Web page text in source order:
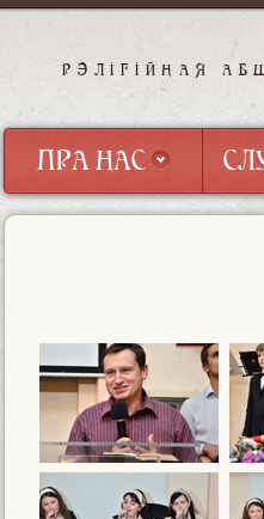
РЭЛІГІЙНАЯ
ПРА НАС